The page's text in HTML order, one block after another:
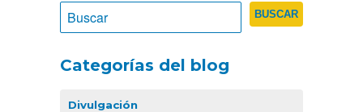
Categorías del blog
Divulgación